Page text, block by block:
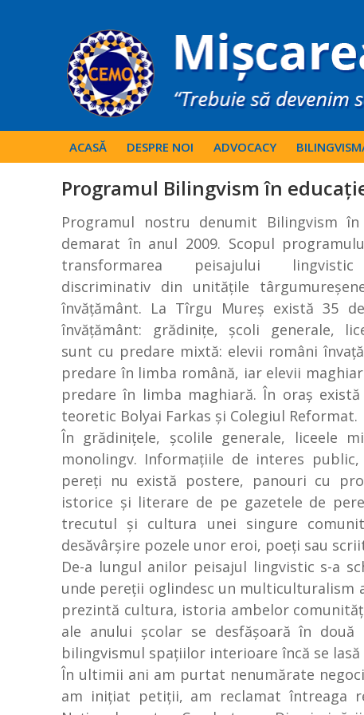
ACASĂ DESPRE NOI ADVOCACY
Programul Bilingvism în
Programul nostru denumit Bilingvism
demarat în anul 2009. Scopul
transformarea peisajului
discriminativ din unităţile
învăţământ. La Tîrgu Mureş există 35
învăţământ: grădiniţe, şcoli generale,
sunt cu predare mixtă: elevii români
predare în limba română, iar elevii
predare în limba maghiară. În oraş
teoretic Bolyai Farkas şi Colegiul Reformat.
În grădiniţele, şcolile generale, liceele
monolingv. Informaţiile de interes
pereţi nu există postere, panouri cu
istorice şi literare de pe gazetele de
trecutul şi cultura unei singure
desăvârşire pozele unor eroi, poeţi sau
De-a lungul anilor peisajul lingvistic s-a
unde pereţii oglindesc un
prezintă cultura, istoria ambelor
ale anului şcolar se desfăşoară în
bilingvismul spaţiilor interioare încă se
În ultimii ani am purtat nenumărate
am iniţiat petiţii, am reclamat întreaga